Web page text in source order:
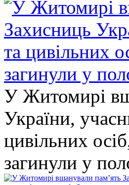
У Житомирі
України,
цивільних
загинули у